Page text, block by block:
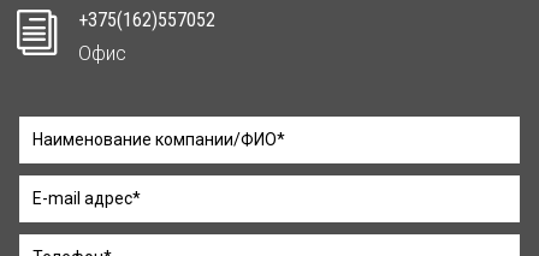
i
+375(162)557052
Офис